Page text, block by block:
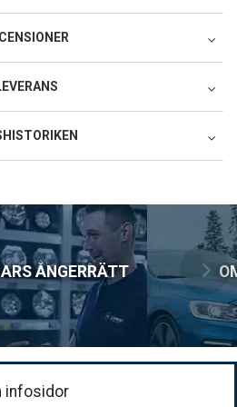
Collect
företag)
ÅNGERRÄTT
infosidor